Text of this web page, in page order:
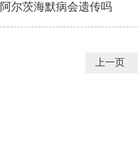
阿尔茨海默病会遗传吗
上一页